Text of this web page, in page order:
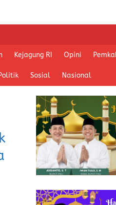
Kejagung RI Opini
Sosial Nasional